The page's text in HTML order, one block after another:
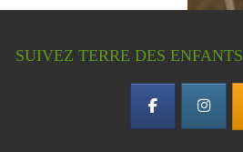
SUIVEZ TERRE DES ENFANTS